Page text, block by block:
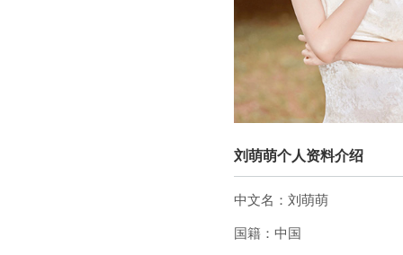
刘萌萌个人资料介绍
中文名：刘萌萌
国籍：中国